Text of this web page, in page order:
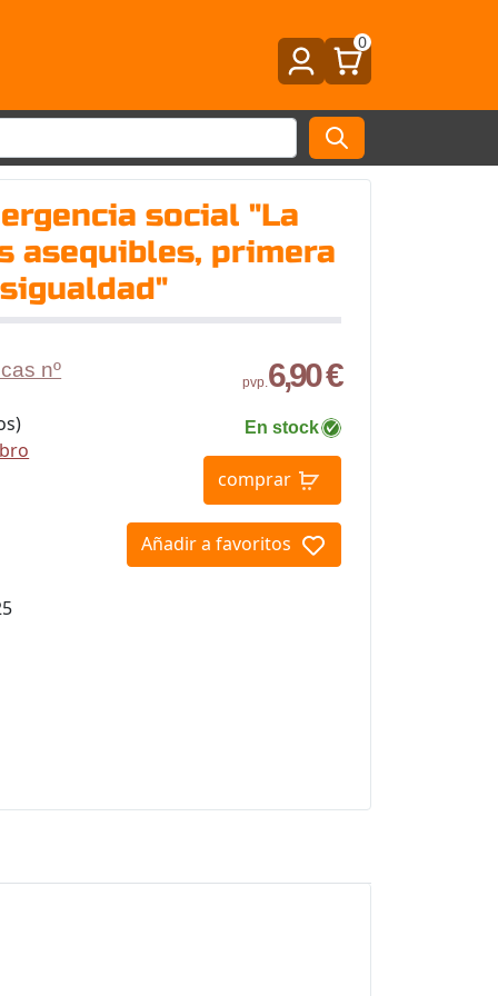
0
social "La
asequibles, primera
nº
pvp.6,90 €
En stock
comprar
Añadir a favoritos